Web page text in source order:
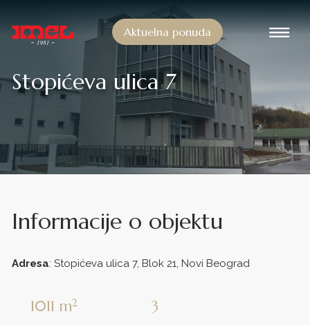
Glavna navigacija
Aktuelna ponuda
Stopićeva ulica 7
Informacije o objektu
Adresa: Stopićeva ulica 7, Blok 21, Novi Beograd
1011 m2 3